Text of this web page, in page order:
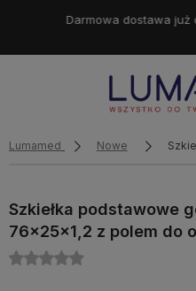
Miło
Lumamed Nowe
Szkiełka podstawowe
76x25x1,2 z polem do